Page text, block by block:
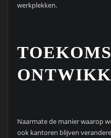
werkplekken.
Naarmate de manier waarop
ook kantoren blijven